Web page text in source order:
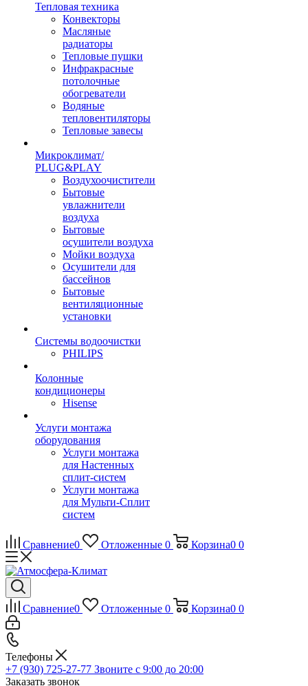
Тепловая техника
Конвекторы
Масляные
радиаторы
Тепловые пушки
Инфракрасные
потолочные
обогреватели
Водяные
тепловентиляторы
Тепловые завесы
Микроклимат/
PLUG&PLAY
Воздухоочистители
Бытовые
увлажнители
воздуха
Бытовые
осушители воздуха
Мойки воздуха
Осушители для
бассейнов
Бытовые
вентиляционные
установки
Системы водоочистки
PHILIPS
Колонные
кондиционеры
Hisense
Услуги монтажа
оборудования
Услуги монтажа
для Настенных
сплит-систем
Услуги монтажа
для Мульти-Сплит
систем
Сравнение0 Отложенные 0 Корзина0 0
Сравнение0 Отложенные 0 Корзина0 0
Телефоны
+7 (930) 725-27-77 Звоните с 9:00 до 20:00
Заказать звонок